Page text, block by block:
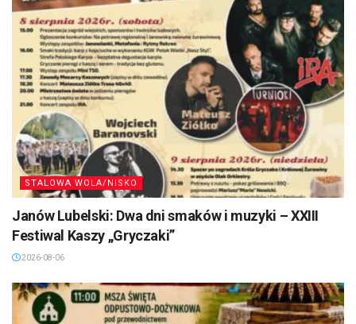
STALOWA WOLA/NISKO
Janów Lubelski: Dwa dni smaków i muzyki – XXIII
Festiwal Kaszy „Gryczaki”
2026-08-06